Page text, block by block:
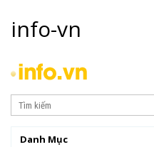
info-vn
Danh Mục